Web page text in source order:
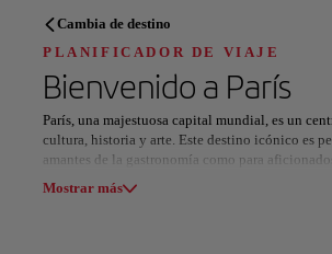
PLANIFICADOR DE VIAJE
Descubre tu próximo
Nuestros destinos
Cambia de destino
PLANIFICADOR DE VIAJE
Bienvenido a París
París, una majestuosa capital mundial, es un
cultura, historia y arte. Este destino icónico es
amantes de la gastronomía como para
ofrece museos de renombre mundial e
Mostrar más